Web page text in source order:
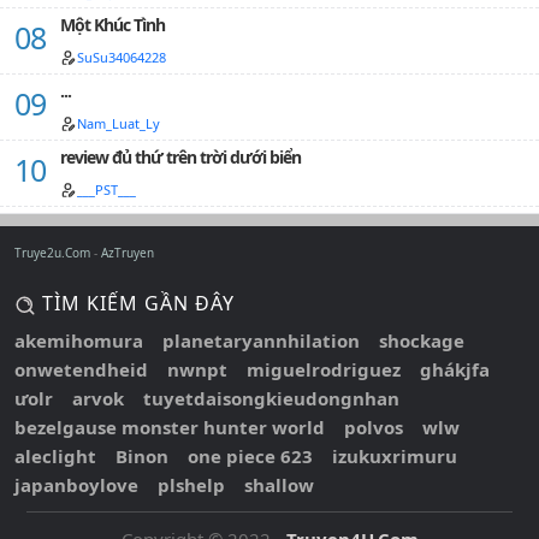
Một Khúc Tình
SuSu34064228
...
Nam_Luat_Ly
review đủ thứ trên trời dưới biển
___PST___
Truye2u.Com AzTruyen
TÌM KIẾM GẦN ĐÂY
akemihomura planetaryannhilation
shockage
onwetendheid
nwnpt miguelrodriguez
ghákjfa
ưolr
arvok
tuyetdaisongkieudongnhan
bezelgause monster hunter world
polvos
wlw
aleclight
Binon one piece 623
izukuxrimuru
japanboylove
plshelp shallow